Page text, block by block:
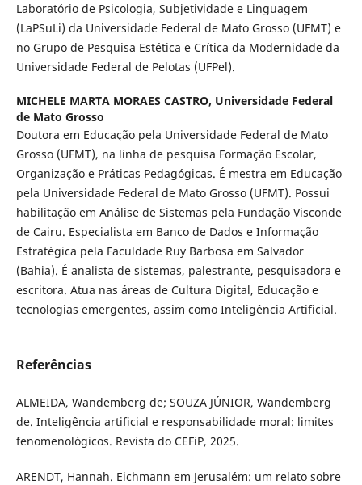
Laboratório de Psicologia, Subjetividade e Linguagem
(LaPSuLi) da Universidade Federal de Mato Grosso (UFMT) e
no Grupo de Pesquisa Estética e Crítica da Modernidade da
Universidade Federal de Pelotas (UFPel).
MICHELE MARTA MORAES CASTRO, Universidade Federal
de Mato Grosso
Doutora em Educação pela Universidade Federal de Mato
Grosso (UFMT), na linha de pesquisa Formação Escolar,
Organização e Práticas Pedagógicas. É mestra em Educação
pela Universidade Federal de Mato Grosso (UFMT). Possui
habilitação em Análise de Sistemas pela Fundação Visconde
de Cairu. Especialista em Banco de Dados e Informação
Estratégica pela Faculdade Ruy Barbosa em Salvador
(Bahia). É analista de sistemas, palestrante, pesquisadora e
escritora. Atua nas áreas de Cultura Digital, Educação e
tecnologias emergentes, assim como Inteligência Artificial.
Referências
ALMEIDA, Wandemberg de; SOUZA JÚNIOR, Wandemberg
de. Inteligência artificial e responsabilidade moral: limites
fenomenológicos. Revista do CEFiP, 2025.
ARENDT, Hannah. Eichmann em Jerusalém: um relato sobre